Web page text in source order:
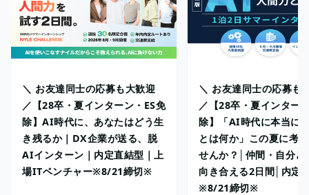
＼ お友達同士の応募も大歓迎
／【28卒・夏インターン・ES免
除】AI時代に、あなたはどう生
き残るか｜DX企業が送る、脱
AIインターン｜内定直結型｜上
場ITベンチャー※8/21締切※
＼ お友達同士の応募も
／【28卒・夏インター
除】「AI時代に本当に
とは何か」この夏に考
せんか？│仲間・自分と
向き合える2日間│内定
※8/21締切※